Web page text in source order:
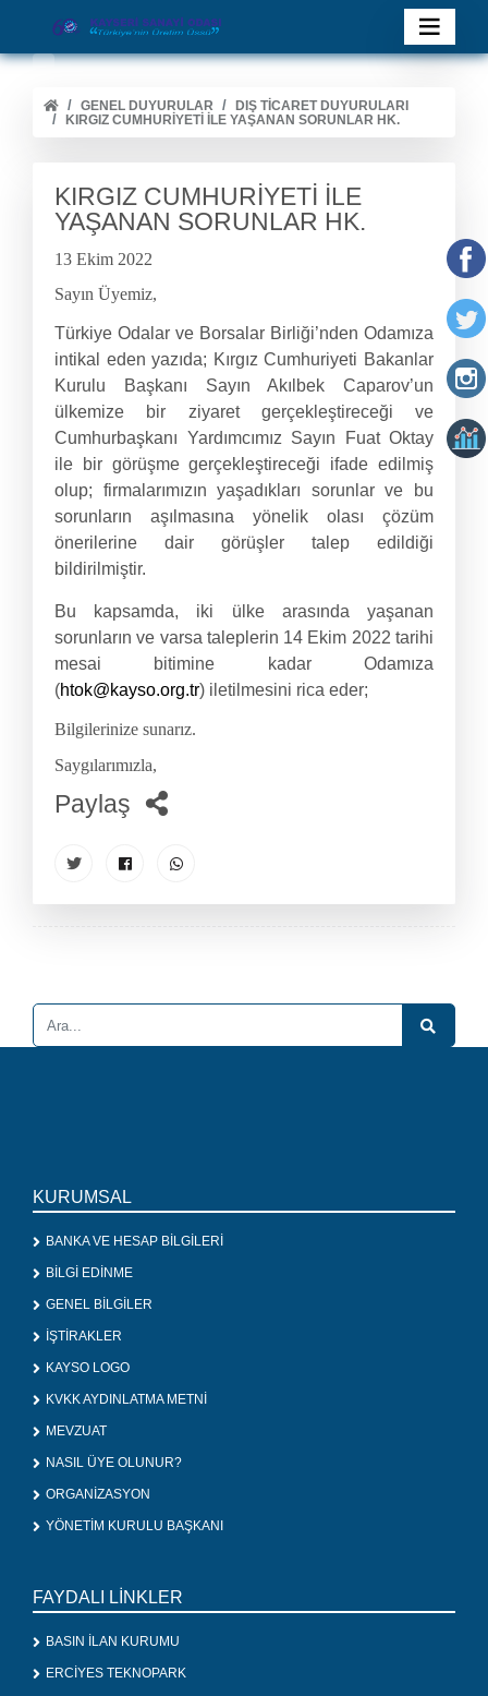
GENEL DUYURULAR
DIŞ TİCARET DUYURULARI
KIRGIZ CUMHURİYETİ İLE YAŞANAN SORUNLAR HK.
KIRGIZ CUMHURİYETİ İLE
YAŞANAN SORUNLAR HK.
13 Ekim 2022
Sayın Üyemiz,
Türkiye Odalar ve Borsalar Birliği’nden Odamıza
intikal eden yazıda; Kırgız Cumhuriyeti Bakanlar
Kurulu Başkanı Sayın Akılbek Caparov’un
ülkemize bir ziyaret gerçekleştireceği ve
Cumhurbaşkanı Yardımcımız Sayın Fuat Oktay
ile bir görüşme gerçekleştireceği ifade edilmiş
olup; firmalarımızın yaşadıkları sorunlar ve bu
sorunların aşılmasına yönelik olası çözüm
önerilerine dair görüşler talep edildiği
bildirilmiştir.
Bu kapsamda, iki ülke arasında yaşanan
sorunların ve varsa taleplerin 14 Ekim 2022 tarihi
mesai bitimine kadar Odamıza
(htok@kayso.org.tr) iletilmesini rica eder;
Bilgilerinize sunarız.
Saygılarımızla,
Paylaş
KURUMSAL
BANKA VE HESAP BİLGİLERİ
BİLGİ EDİNME
GENEL BİLGİLER
İŞTİRAKLER
KAYSO LOGO
KVKK AYDINLATMA METNİ
MEVZUAT
NASIL ÜYE OLUNUR?
ORGANİZASYON
YÖNETİM KURULU BAŞKANI
FAYDALI LİNKLER
BASIN İLAN KURUMU
ERCİYES TEKNOPARK